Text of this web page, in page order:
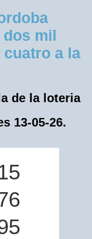
dos mil
a la
de la loteria
13-05-26.